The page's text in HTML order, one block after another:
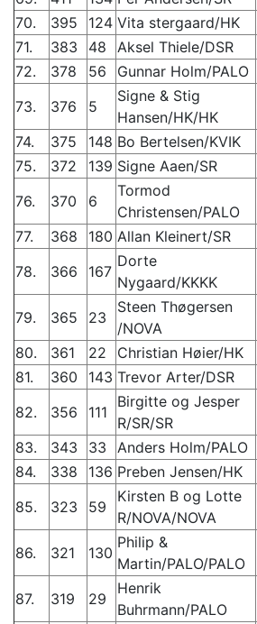
70.
395 124 Vita stergaard/HK
71.
383 48 Aksel Thiele/DSR
72.
378 56 Gunnar Holm/PALO
73.
376 5
Signe & Stig
Hansen/HK/HK
74.
375 148 Bo Bertelsen/KVIK
75.
372 139 Signe Aaen/SR
76.
370 6
Tormod
Christensen/PALO
77.
368 180 Allan Kleinert/SR
78.
366 167
Dorte
Nygaard/KKKK
79. 365 23
Steen Thøgersen
/NOVA
80.
361 22 Christian Høier/HK
81.
360 143 Trevor Arter/DSR
82.
356 111
Birgitte og Jesper
R/SR/SR
83.
343 33 Anders Holm/PALO
84.
338 136 Preben Jensen/HK
85.
323 59
Kirsten B og Lotte
R/NOVA/NOVA
86. 321 130
Philip &
Martin/PALO/PALO
87. 319 29
Henrik
Buhrmann/PALO